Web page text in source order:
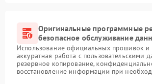
Оригинальные программные
безопасное обслуживание
Использование официальных прошивок и
аккуратная работа с пользовательскими
резервное копирование,
восстановление информации при